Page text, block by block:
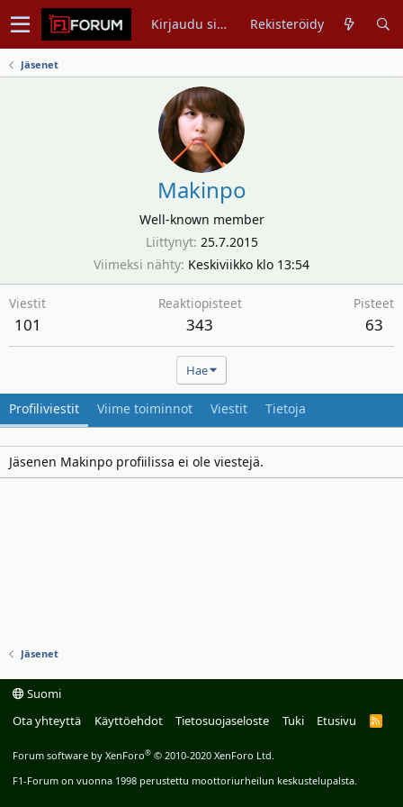
Kirjaudu sisään Rekisteröidy
Jäsenet
Makinpo
Well-known member
Liittynyt 25.7.2015
Viimeksi nähty Keskiviikko klo 13:54
Viestit
101
Reaktiopisteet
343
Pisteet
63
Hae
Profiliviestit Viime toiminnot Viestit Tietoja
Jäsenen Makinpo profiilissa ei ole viestejä.
Jäsenet
Suomi
Ota yhteyttä
Käyttöehdot Tietosuojaseloste Tuki Etusivu
R
Forum software by XenForo® © 2010-2020 XenForo Ltd.
F1-Forum on vuonna 1998 perustettu moottoriurheilun keskustelupalsta.